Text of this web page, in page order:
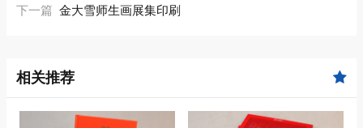
下一篇 金大雪师生画展集印刷
相关推荐